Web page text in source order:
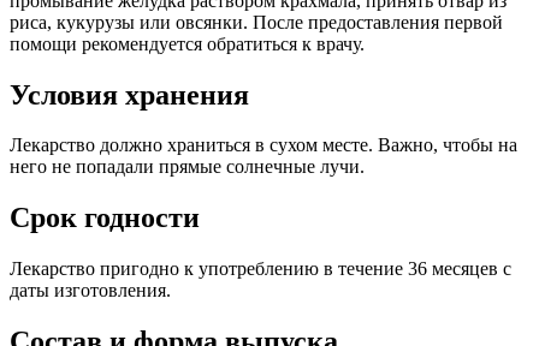
риса, кукурузы или овсянки. После предоставления первой
помощи рекомендуется обратиться к врачу.
Условия хранения
Лекарство должно храниться в сухом месте. Важно, чтобы на
него не попадали прямые солнечные лучи.
Срок годности
Лекарство пригодно к употреблению в течение 36 месяцев с
даты изготовления.